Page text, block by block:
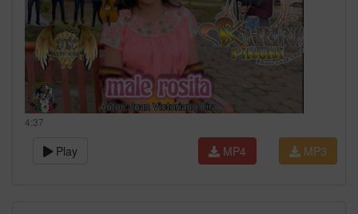
4:37
Play MP3
MP4